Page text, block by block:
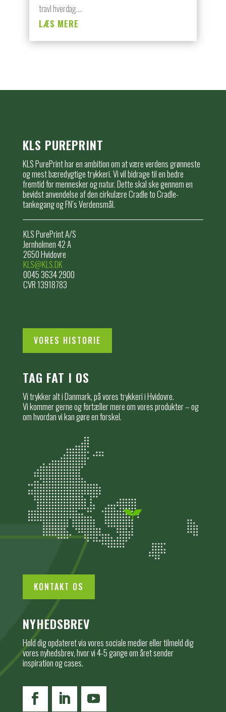
travl hverdag....
LÆS MERE
KLS PUREPRINT
KLS PurePrint har en ambition om at være verdens grønneste
og mest bæredygtige trykkeri. Vi vil bidrage til en bedre
fremtid for mennesker og natur. Dette skal ske gennem en
bevidst anvendelse af den cirkulære Cradle to Cradle-
tankegang og FN’s Verdensmål.
KLS PurePrint A/S
Jernholmen 42 A
2650 Hvidovre
KLS@KLS.DK
0045 3634 2900
CVR 13918783
VORES HISTORIE
TAG FAT I OS
Vi trykker alt i Danmark, på vores trykkeri i Hvidovre.
Vi kommer gerne og fortæller mere om vores produkter – og
om hvordan vi kan gøre en forskel.
KONTAKT OS
NYHEDSBREV
Hold dig opdateret via vores sociale medier eller tilmeld dig
vores nyhedsbrev, hvor vi 4-5 gange om året sender
inspiration og cases.